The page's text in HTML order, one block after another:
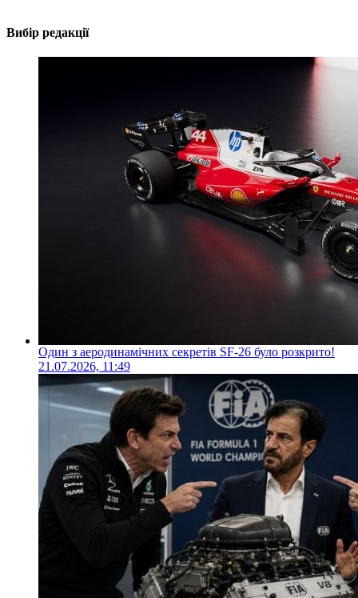
Вибір редакції
Один з аеродинамічних секретів SF-26 було розкрито!
21.07.2026, 11:49